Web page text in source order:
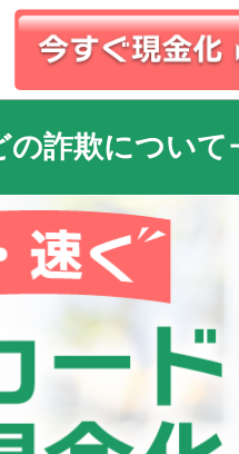
の詐欺について
めに弊社お申込みフォームを案内